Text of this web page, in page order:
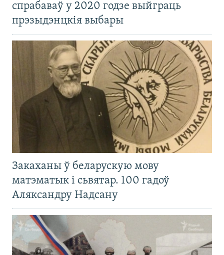
спрабаваў у 2020 годзе выйграць
прэзыдэнцкія выбары
Закаханы ў беларускую мову
матэматык і сьвятар. 100 гадоў
Аляксандру Надсану